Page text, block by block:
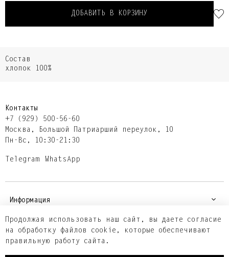
ДОБАВИТЬ В КОРЗИНУ
Состав
хлопок 100%
Информация
Контакты
+7 (929) 500-56-60
Москва,​ Большой Патриарший переулок,​ 10
Пн-Вс, 10:30-21:30
Telegram WhatsApp
Продолжая использовать наш сайт, вы даете согласие
на обработку файлов cookie, которые обеспечивают
правильную работу сайта.